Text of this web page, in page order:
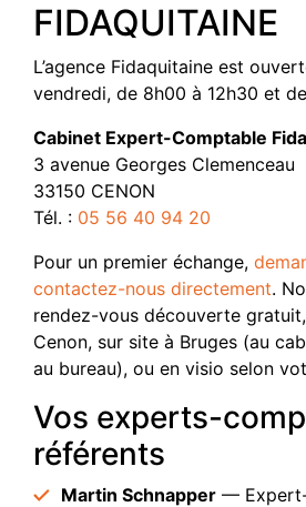
FIDAQUITAINE
L’agence Fidaquitaine est
vendredi, de 8h00 à 12h30 et
Cabinet Expert-Comptable
3 avenue Georges Clemenceau
33150 CENON
Tél. : 05 56 40 94 20
Pour un premier échange,
contactez-nous directement.
rendez-vous découverte
Cenon, sur site à Bruges (au
au bureau), ou en visio selon
Vos experts-
référents
Martin Schnapper —